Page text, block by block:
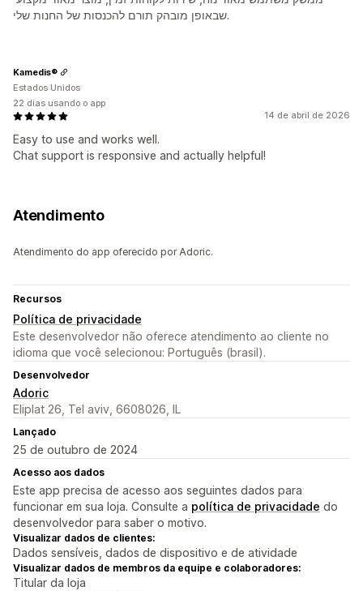
שבאופן מובהק תורם להכנסות של החנות שלי.
14 de abril de 2026
Easy to use and works well.
Chat support is responsive and actually helpful!
Kamedis®
Estados Unidos
22 dias usando o app
Atendimento
Atendimento do app oferecido por Adoric.
Recursos
Política de privacidade
Este desenvolvedor não oferece atendimento ao cliente no
idioma que você selecionou: Português (brasil).
Desenvolvedor
Adoric
Eliplat 26, Tel aviv, 6608026, IL
Lançado
25 de outubro de 2024
Acesso aos dados
Este app precisa de acesso aos seguintes dados para
funcionar em sua loja. Consulte a política de privacidade do
desenvolvedor para saber o motivo.
Visualizar dados de clientes:
Dados sensíveis, dados de dispositivo e de atividade
Visualizar dados de membros da equipe e colaboradores:
Titular da loja